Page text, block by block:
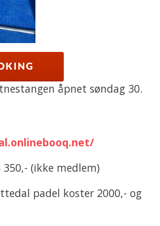
åpnet søndag 30.
350,- (ikke medlem)
padel koster 2000,- og